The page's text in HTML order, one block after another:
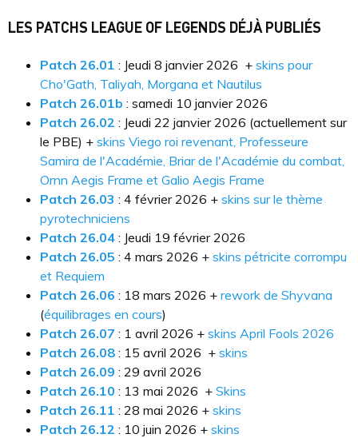
LES PATCHS LEAGUE OF LEGENDS DÉJÀ PUBLIÉS
Patch 26.01 : Jeudi 8 janvier 2026 + skins pour
Cho'Gath, Taliyah, Morgana et Nautilus
Patch 26.01b : samedi 10 janvier 2026
Patch 26.02 : Jeudi 22 janvier 2026 (actuellement sur
le PBE) + skins Viego roi revenant, Professeure
Samira de l'Académie, Briar de l'Académie du combat,
Ornn Aegis Frame et Galio Aegis Frame
Patch 26.03 : 4 février 2026 + skins sur le thème
pyrotechniciens
Patch 26.04 : Jeudi 19 février 2026
Patch 26.05 : 4 mars 2026 + skins pétricite corrompu
et Requiem
Patch 26.06 : 18 mars 2026 + rework de Shyvana
(équilibrages en cours)
Patch 26.07 : 1 avril 2026 + skins April Fools 2026
Patch 26.08 : 15 avril 2026 + skins
Patch 26.09 : 29 avril 2026
Patch 26.10 : 13 mai 2026 + Skins
Patch 26.11 : 28 mai 2026 + skins
Patch 26.12 : 10 juin 2026 + skins